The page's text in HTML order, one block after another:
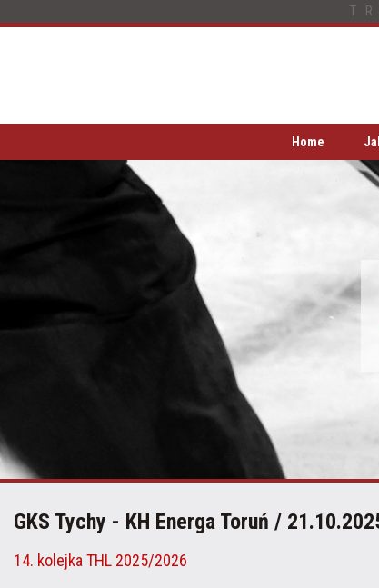
Home
GKS Tychy - KH Energa Toruń /
14. kolejka THL 2025/2026